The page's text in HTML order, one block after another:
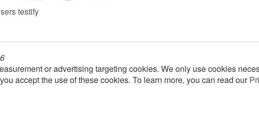
testify
or advertising targeting cookies. We only use cookies
accept the use of these cookies. To learn more, you can read our